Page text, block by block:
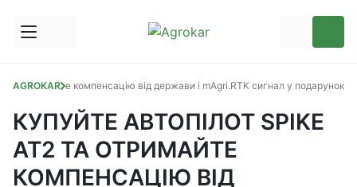
AGROKAR
та отримайте компенсацію від держави і mAgri.RTK сигнал у подарунок
КУПУЙТЕ АВТОПІЛОТ SPIKE
AT2 ТА ОТРИМАЙТЕ
КОМПЕНСАЦІЮ ВІД